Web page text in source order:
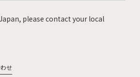
please contact your local
せ